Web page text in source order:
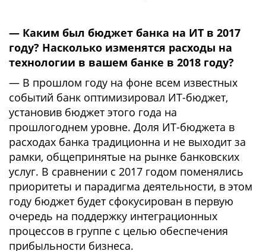
— Каким был бюджет банка на ИТ в 2017
году? Насколько изменятся расходы на
технологии в вашем банке в 2018 году?
— В прошлом году на фоне всем известных
событий банк оптимизировал ИТ-бюджет,
установив бюджет этого года на
прошлогоднем уровне. Доля ИТ-бюджета в
расходах банка традиционна и не выходит за
рамки, общепринятые на рынке банковских
услуг. В сравнении с 2017 годом поменялись
приоритеты и парадигма деятельности, в этом
году бюджет будет сфокусирован в первую
очередь на поддержку интеграционных
процессов в группе с целью обеспечения
прибыльности бизнеса.